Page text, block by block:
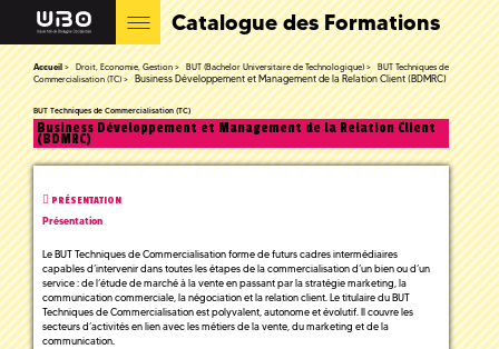
Catalogue des Formations
Accueil Droit, Economie, Gestion BUT (Bachelor Universitaire de Technologique)
BUT Techniques de
Commercialisation (TC)
Business Développement et Management de la Relation Client (BDMRC)
BUT Techniques de Commercialisation (TC)
Business Développement et Management de la Relation Client
(BDMRC)
PRÉSENTATION
Présentation
Le BUT Techniques de Commercialisation forme de futurs cadres intermédiaires
capables d’intervenir dans toutes les étapes de la commercialisation d’un bien ou d’un
service : de l’étude de marché à la vente en passant par la stratégie marketing, la
communication commerciale, la négociation et la relation client. Le titulaire du BUT
Techniques de Commercialisation est polyvalent, autonome et évolutif. Il couvre les
secteurs d’activités en lien avec les métiers de la vente, du marketing et de la
communication.